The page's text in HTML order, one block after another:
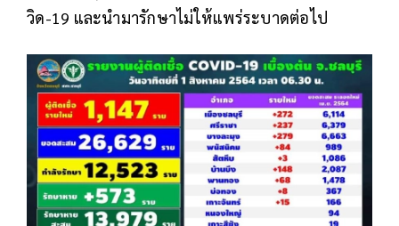
วิด-19 และนำมารักษาไม่ให้แพร่ระบาดต่อไป